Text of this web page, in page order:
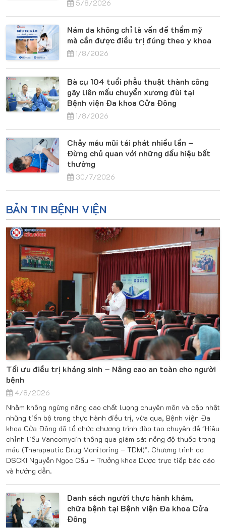
5/8/2026
Nám da không chỉ là vấn đề thẩm mỹ
mà cần được điều trị đúng theo y khoa
1/8/2026
Bà cụ 104 tuổi phẫu thuật thành công
gãy liên mấu chuyển xương đùi tại
Bệnh viện Đa khoa Cửa Đông
1/8/2026
Chảy máu mũi tái phát nhiều lần –
Đừng chủ quan với những dấu hiệu bất
thường
30/7/2026
BẢN TIN BỆNH VIỆN
Tối ưu điều trị kháng sinh – Nâng cao an toàn cho người
bệnh
4/8/2026
Nhằm không ngừng nâng cao chất lượng chuyên môn và cập nhật
những tiến bộ trong thực hành điều trị, vừa qua, Bệnh viện Đa
khoa Cửa Đông đã tổ chức chương trình đào tạo chuyên đề "Hiệu
chỉnh liều Vancomycin thông qua giám sát nồng độ thuốc trong
máu (Therapeutic Drug Monitoring – TDM)". Chương trình do
DSCKI Nguyễn Ngọc Cầu – Trưởng khoa Dược trực tiếp báo cáo
và hướng dẫn.
Danh sách người thực hành khám,
chữa bệnh tại Bệnh viện Đa khoa Cửa
Đông